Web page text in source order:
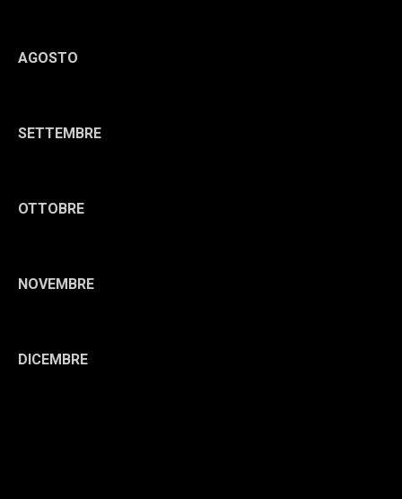
AGOSTO
SETTEMBRE
OTTOBRE
NOVEMBRE
DICEMBRE